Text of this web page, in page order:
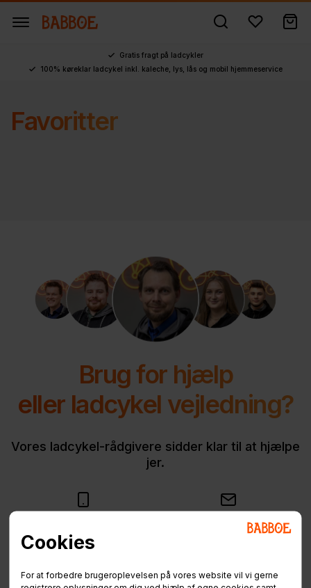
Cookies
For at forbedre brugeroplevelsen på vores website vil vi gerne
Gratis fragt på ladcykler
100% køreklar ladcykel inkl. kaleche, lys, lås og mobil hjemmeservice
Favoritter
Brug for hjælp
eller ladcykel vejledning?
Vores ladcykel-rådgivere sidder klar til at hjælpe
jer.
Mandag - Fredag:
09:00 - 11:30 & 12:00 - 15:00
info@babboe.dk